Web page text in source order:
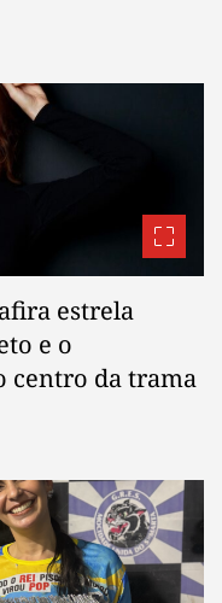
estrela
e o
centro da trama